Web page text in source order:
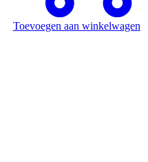
Toevoegen aan winkelwagen